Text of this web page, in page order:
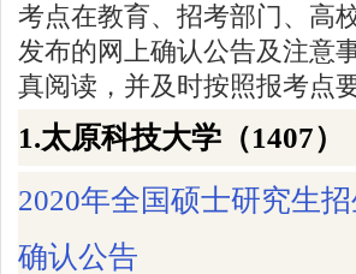
考点在教育、招考部门、高
发布的网上确认公告及注意
真阅读，并及时按照报考点
1.太原科技大学（1407）
2020年全国硕士研究生
确认公告